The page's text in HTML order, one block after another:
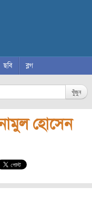
ছবি ব্লগ
খুঁজুন
হোসেন